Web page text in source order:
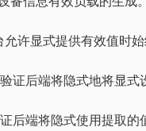
许显式提供有效值时始
证后端将隐式地将显
后端将隐式使用提取的